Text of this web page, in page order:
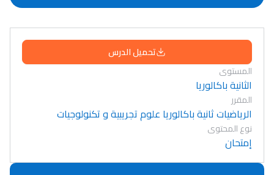
تحميل الدرس
المستوى
الثانية باكالوريا
المقرر
الرياضيات ثانية باكالوريا علوم تجريبية و تكنولوجيات
نوع المحتوى
إمتحان